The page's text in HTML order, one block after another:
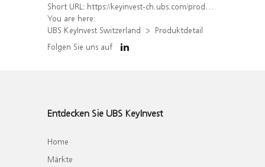
Short URL: https://keyinvest-ch.ubs.com/produkt/detail/index/isin/CH1578401304
You are here:
UBS KeyInvest Switzerland
Produktdetail
Folgen Sie uns auf
Entdecken Sie UBS KeyInvest
Home
Märkte